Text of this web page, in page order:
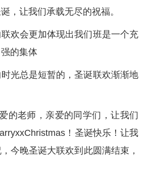
，让我们承载无尽的祝福。
欢会更加体现出我们班是一个充
的集体
光总是短暂的，圣诞联欢渐渐地
的老师，亲爱的同学们，让我们
！圣诞快乐！让我
今晚圣诞大联欢到此圆满结束，